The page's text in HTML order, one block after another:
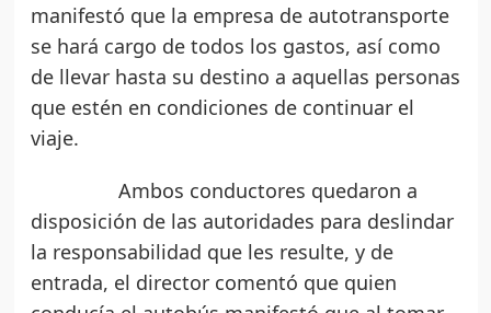
manifestó que la empresa de autotransporte
se hará cargo de todos los gastos, así como
de llevar hasta su destino a aquellas personas
que estén en condiciones de continuar el
viaje.
Ambos conductores quedaron a
disposición de las autoridades para deslindar
la responsabilidad que les resulte, y de
entrada, el director comentó que quien